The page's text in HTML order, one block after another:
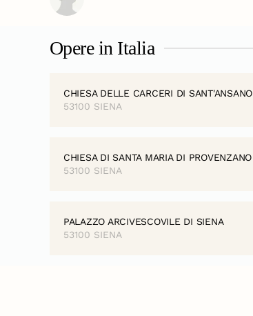
Opere in Italia
CHIESA DELLE CARCERI DI SANT'ANSANO
53100 SIENA
CHIESA DI SANTA MARIA DI PROVENZANO
53100 SIENA
PALAZZO ARCIVESCOVILE DI SIENA
53100 SIENA